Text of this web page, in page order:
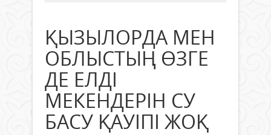
ҚЫЗЫЛОРДА МЕН
ОБЛЫСТЫҢ ӨЗГЕ
ДЕ ЕЛДІ
МЕКЕНДЕРІН СУ
БАСУ ҚАУІПІ ЖОҚ